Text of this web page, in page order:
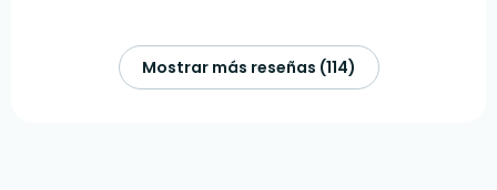
Mostrar más reseñas (114)